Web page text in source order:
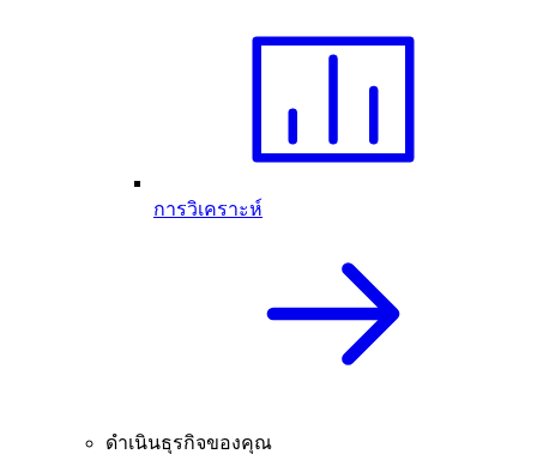
การวิเคราะห์
ดำเนินธุรกิจของคุณ